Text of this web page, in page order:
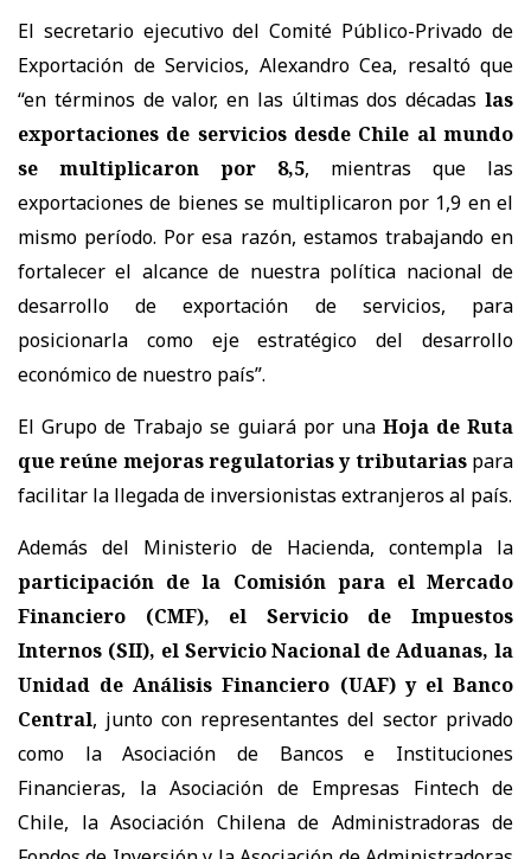
El secretario ejecutivo del Comité Público-Privado de
Exportación de Servicios, Alexandro Cea, resaltó que
“en términos de valor, en las últimas dos décadas las
exportaciones de servicios desde Chile al mundo
se multiplicaron por 8,5, mientras que las
exportaciones de bienes se multiplicaron por 1,9 en el
mismo período. Por esa razón, estamos trabajando en
fortalecer el alcance de nuestra política nacional de
desarrollo de exportación de servicios, para
posicionarla como eje estratégico del desarrollo
económico de nuestro país”.
El Grupo de Trabajo se guiará por una Hoja de Ruta
que reúne mejoras regulatorias y tributariaspara
facilitar la llegada de inversionistas extranjeros al país.
Además del Ministerio de Hacienda, contempla la
participación de la Comisión para el Mercado
Financiero (CMF), el Servicio de Impuestos
Internos (SII), el Servicio Nacional de Aduanas, la
Unidad de Análisis Financiero (UAF) y el Banco
Central, junto con representantes del sector privado
como la Asociación de Bancos e Instituciones
Financieras, la Asociación de Empresas Fintech de
Chile, la Asociación Chilena de Administradoras de